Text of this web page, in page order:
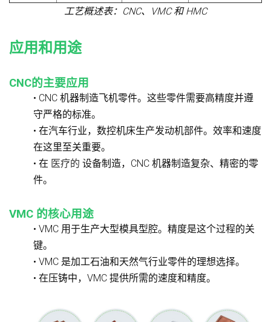
工艺概述表：CNC、VMC 和 HMC
应用和用途
CNC的主要应用
• CNC 机器制造飞机零件。这些零件需要高精度并遵
守严格的标准。
• 在汽车行业，数控机床生产发动机部件。效率和速度
在这里至关重要。
• 在 医疗的 设备制造，CNC 机器制造复杂、精密的零
件。
VMC 的核心用途
• VMC 用于生产大型模具型腔。精度是这个过程的关
键。
• VMC 是加工石油和天然气行业零件的理想选择。
• 在压铸中，VMC 提供所需的速度和精度。